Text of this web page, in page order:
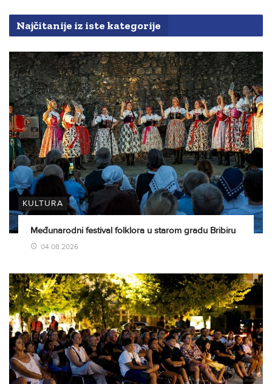
Najčitanije iz iste kategorije
KULTURA
Međunarodni festival folklora u starom gradu Bribiru
04.08.2026